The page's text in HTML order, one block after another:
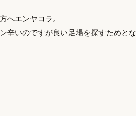
へエンヤコラ。
辛いのですが良い足場を探すためと